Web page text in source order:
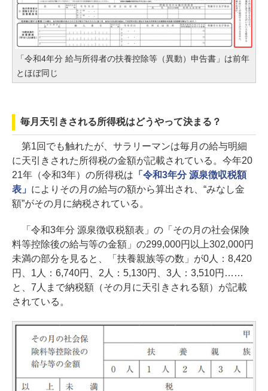
「令和4年分 給与所得者の扶養控除等（異動）申告書」は前年
とほぼ同じ
毎月天引きされる所得税はどうやって決まる？
第1回でも触れたが、サラリーマンは毎月の給与明細
に天引きされた所得税の金額が記載されている。今年20
21年（令和3年）の所得税は 「令和3年分 源泉徴収税額
表」 によりその月の給与の額から算出され、“みなし金
額”がその月に納税されている。
「令和3年分 源泉徴収税額表」の「その月の社会保険
料等控除後の給与等の金額」の299,000円以上302,000円
未満の部分を見ると、「扶養親族等の数」が0人：8,420
円、1人：6,740円、2人：5,130円、3人：3,510円……
と、7人まで納税額（その月に天引きされる額）が記載
されている。